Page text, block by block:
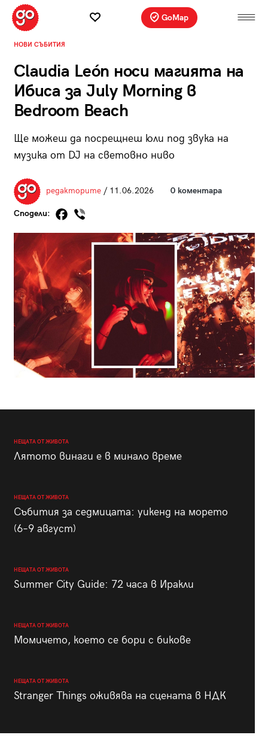
GoMap
НОВИ СЪБИТИЯ
Claudia León носи магията на
Ибиса за July Morning в
Bedroom Beach
Ще можеш да посрещнеш юли под звука на
музика от DJ на световно ниво
редакторите/ 11.06.2026 0 коментара
Сподели:
НЕЩАТА ОТ ЖИВОТА
Лятото винаги е в минало време
НЕЩАТА ОТ ЖИВОТА
Събития за седмицата: уикенд на морето
(6–9 август)
НЕЩАТА ОТ ЖИВОТА
Summer City Guide: 72 часа в Иракли
НЕЩАТА ОТ ЖИВОТА
Момичето, което се бори с бикове
НЕЩАТА ОТ ЖИВОТА
Stranger Things оживява на сцената в НДК